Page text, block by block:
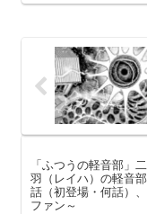
「ふつうの軽音部」
羽（レイハ）の軽音
話（初登場・何話）
ファン～